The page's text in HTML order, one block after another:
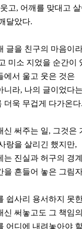
고, 어깨를 맞대고
달았다.
글을 친구의 마음이
미소 지었을 순간이
에서 울고 웃은 것은
니라, 나의 글이었다는
더욱 무겁게 다가온다.
신 써주는 일, 그것은
랑을 살리긴 했지만,
는 진실과 허구의 경
을 흔들어 놓은 그림
쉽사리 용서하지 못
신 써놓고도 그 책임
어디에 내려놓아야